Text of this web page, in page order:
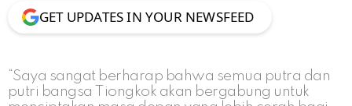
GET UPDATES IN YOUR NEWSFEED
“Saya sangat berharap bahwa semua putra dan
putri bangsa Tiongkok akan bergabung untuk